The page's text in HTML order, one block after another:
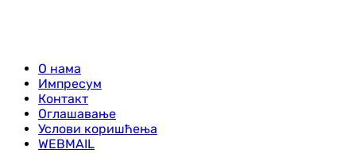
О нама
Импресум
Контакт
Оглашавање
Услови коришћења
WEBMAIL